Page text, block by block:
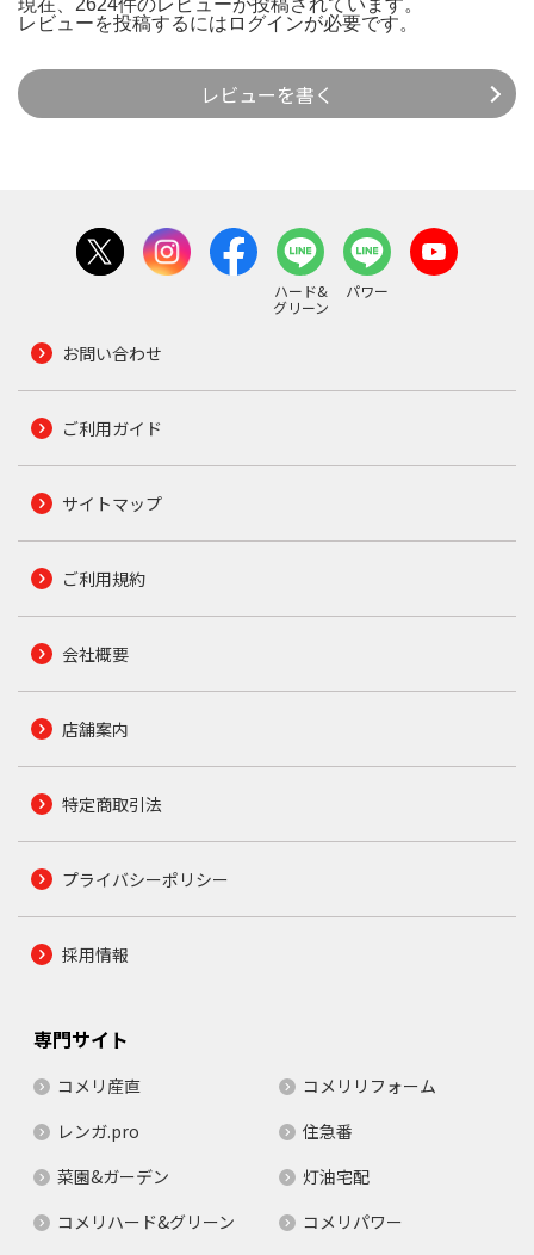
レビューを投稿するには ログインが必要です。
レビューを書く
ハード&
グリーン
パワー
お問い合わせ
ご利用ガイド
サイトマップ
ご利用規約
会社概要
店舗案内
特定商取引法
プライバシーポリシー
採用情報
専門サイト
コメリ産直
コメリリフォーム
レンガ.pro
住急番
菜園&ガーデン
灯油宅配
コメリハード&グリーン
コメリパワー